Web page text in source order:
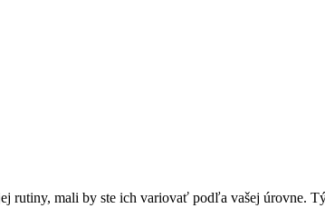
rutiny, mali by ste ich variovať podľa vašej úrovne.